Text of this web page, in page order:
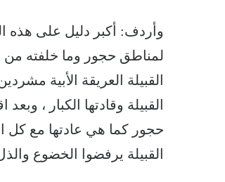
وأردف: أكبر دليل على هذه
لمناطق حجور وما خلفته من
القبيلة العريقة الأبية
القبيلة وقادتها الكبار ،
حجور كما هي عادتها مع كل
القبيلة يرفضوا الخضوع